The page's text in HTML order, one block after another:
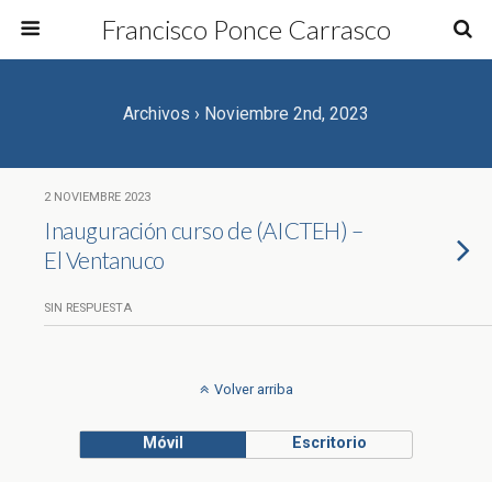
Francisco Ponce Carrasco
Archivos › Noviembre 2nd, 2023
2 NOVIEMBRE 2023
Inauguración curso de (AICTEH) –
El Ventanuco
SIN RESPUESTA
Volver arriba
Móvil Escritorio